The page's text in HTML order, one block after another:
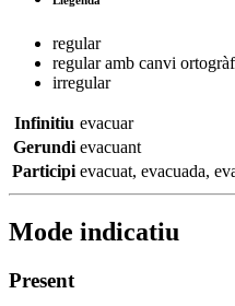
regular
regular amb canvi
irregular
Infinitiu evacuar
Gerundi evacuant
Participi evacuat, evacuada,
Mode indicatiu
Present